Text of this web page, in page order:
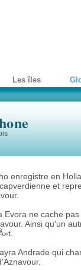
Les îles
enregistre en
et
Evora ne cache
Ainsi qu'un
Andrade qui